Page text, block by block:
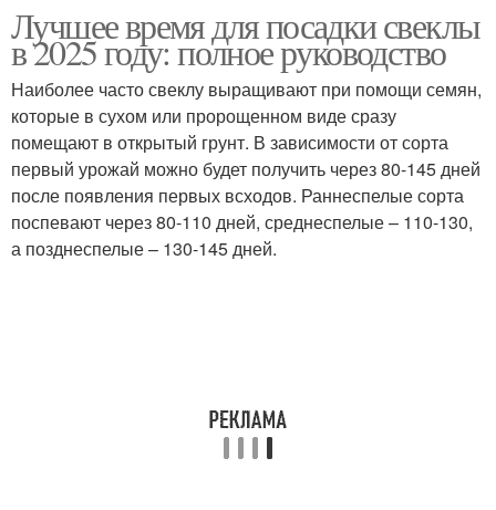
Дни для засолки Дни для квашения
Лучшее время для посадки свеклы
в 2025 году: полное руководство
Наиболее часто свеклу выращивают при помощи семян,
которые в сухом или пророщенном виде сразу
помещают в открытый грунт. В зависимости от сорта
первый урожай можно будет получить через 80-145 дней
после появления первых всходов. Раннеспелые сорта
поспевают через 80-110 дней, среднеспелые – 110-130,
а позднеспелые – 130-145 дней.